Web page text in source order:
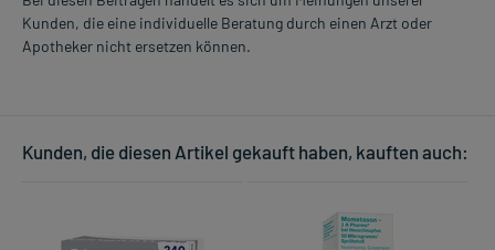
Kunden, die eine individuelle Beratung durch einen Arzt oder
Apotheker nicht ersetzen können.
Kunden, die diesen Artikel gekauft haben, kauften auch: